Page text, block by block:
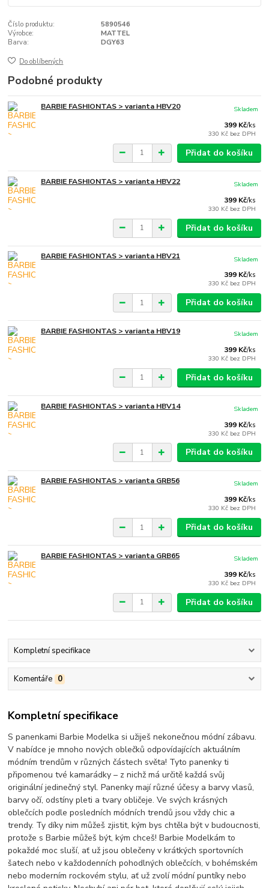
Číslo produktu:
5890546
Výrobce:
MATTEL
Barva:
DGY63
Do oblíbených
Podobné produkty
BARBIE FASHIONTAS > varianta HBV20
399 Kč/ks
330 Kč bez DPH
Skladem
Přidat do košíku
BARBIE FASHIONTAS > varianta HBV22
399 Kč/ks
330 Kč bez DPH
Skladem
Přidat do košíku
BARBIE FASHIONTAS > varianta HBV21
399 Kč/ks
330 Kč bez DPH
Skladem
Přidat do košíku
BARBIE FASHIONTAS > varianta HBV19
399 Kč/ks
330 Kč bez DPH
Skladem
Přidat do košíku
BARBIE FASHIONTAS > varianta HBV14
399 Kč/ks
330 Kč bez DPH
Skladem
Přidat do košíku
BARBIE FASHIONTAS > varianta GRB56
399 Kč/ks
330 Kč bez DPH
Skladem
Přidat do košíku
BARBIE FASHIONTAS > varianta GRB65
399 Kč/ks
330 Kč bez DPH
Skladem
Přidat do košíku
Kompletní specifikace
Komentáře 0
Kompletní specifikace
S panenkami Barbie Modelka si užiješ nekonečnou módní zábavu.
V nabídce je mnoho nových oblečků odpovídajících aktuálním
módním trendům v různých částech světa! Tyto panenky ti
připomenou tvé kamarádky – z nichž má určitě každá svůj
originální jedinečný styl. Panenky mají různé účesy a barvy vlasů,
barvy očí, odstíny pleti a tvary obličeje. Ve svých krásných
oblečcích podle posledních módních trendů jsou vždy chic a
trendy. Ty díky nim můžeš zjistit, kým bys chtěla být v budoucnosti,
protože s Barbie můžeš být, kým chceš! Barbie Modelkám to
pokaždé moc sluší, ať už jsou oblečeny v krátkých sportovních
šatech nebo v každodenních pohodlných oblečcích, v bohémském
nebo moderním rockovém stylu, ať už zvolí módní puntíky nebo